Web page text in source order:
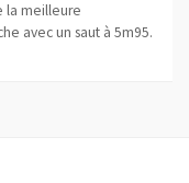
la meilleure
avec un saut à 5m95.